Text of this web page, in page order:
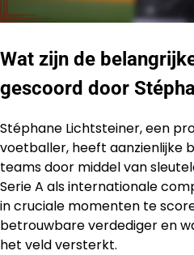
Wat zijn de
gescoord door
Stéphane Lichtsteiner, een
voetballer, heeft aanzienlijke
teams door middel van
Serie A als internationale
in cruciale momenten te
betrouwbare verdediger en
het veld versterkt.